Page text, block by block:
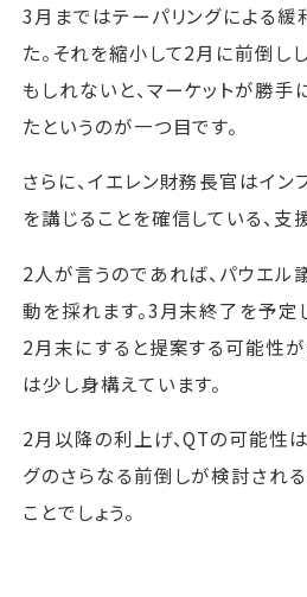
3月まではテーパリングによる
た。それを縮小して2月に前倒し
もしれないと、マーケットが勝手
たというのが一つ目です。
さらに、イエレン財務長官はイ
を講じることを確信している、支
2人が言うのであれば、パウエル
動を採れます。3月末終了を予定
2月末にすると提案する可能性が
は少し身構えています。
2月以降の利上げ、QTの可能性
グのさらなる前倒しが検討され
ことでしょう。